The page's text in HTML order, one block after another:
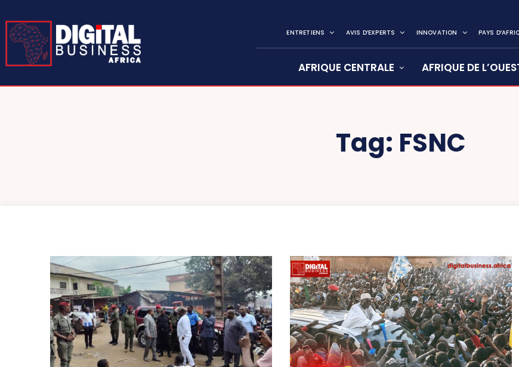
ENTRETIENS AVIS D’EXPERTS INNOVATION PAYS
AFRIQUE CENTRALE AFRIQUE DE
Tag: FSNC